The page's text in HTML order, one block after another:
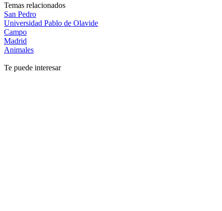
Temas relacionados
San Pedro
Universidad Pablo de Olavide
Campo
Madrid
Animales
Te puede interesar